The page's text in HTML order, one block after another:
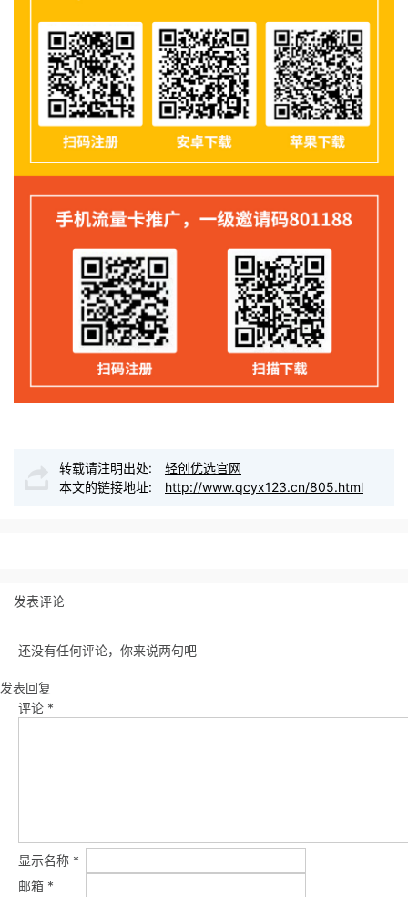
转载请注明出处:
轻创优选官网
本文的链接地址:
http://www.qcyx123.cn/805.html
发表评论
还没有任何评论，你来说两句吧
发表回复
评论 *
显示名称 *
邮箱 *